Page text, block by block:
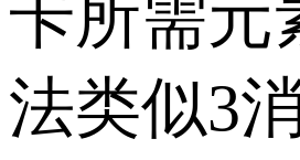
卡所需元
法类似3